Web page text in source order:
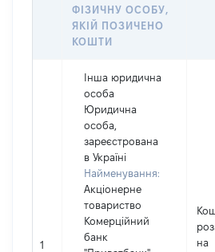
ФІЗИЧНУ ОСОБУ,
ЯКІЙ ПОЗИЧЕНО
КОШТИ
1
Інша юридична
особа
Юридична
особа,
зареєстрована
в Україні
Найменування:
Акціонерне
товариство
Комерційний
банк
на